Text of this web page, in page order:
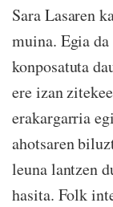
Sara Lasaren
muina. Egia
konposatuta
ere izan
erakargarria
ahotsaren
leuna lantzen
hasita. Folk